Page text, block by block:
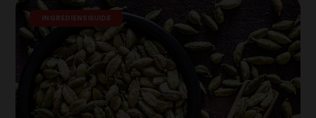
INGREDIENSGUIDE